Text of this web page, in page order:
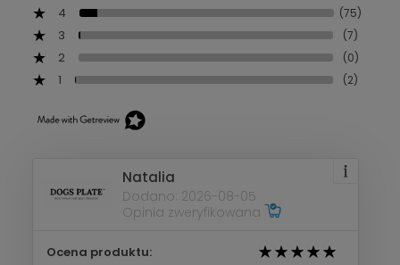
4 (75)
3 (7)
2 (0)
1 (2)
Natalia
Dodano: 2026-08-05
Opinia zweryfikowana
Ocena produktu: